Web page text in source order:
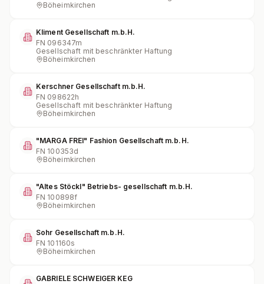
Böheimkirchen
Kliment Gesellschaft m.b.H.
FN 096347m
Gesellschaft mit beschränkter Haftung
Böheimkirchen
Kerschner Gesellschaft m.b.H.
FN 098622h
Gesellschaft mit beschränkter Haftung
Böheimkirchen
"MARGA FREI" Fashion Gesellschaft m.b.H.
FN 100353d
Böheimkirchen
"Altes Stöckl" Betriebs- gesellschaft m.b.H.
FN 100898f
Böheimkirchen
Sohr Gesellschaft m.b.H.
FN 101160s
Böheimkirchen
GABRIELE SCHWEIGER KEG